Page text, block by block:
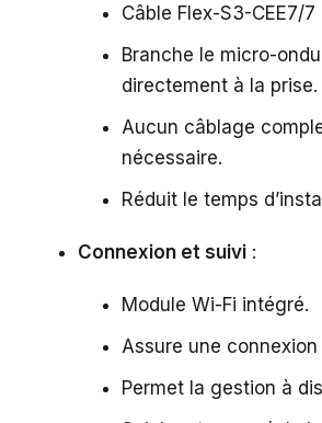
Câble Flex-S3-CEE7/
Branche le micro-
directement à la prise.
Aucun câblage
nécessaire.
Réduit le temps
Connexion et suivi :
Module Wi-Fi intégré.
Assure une connexion
Permet la gestion à